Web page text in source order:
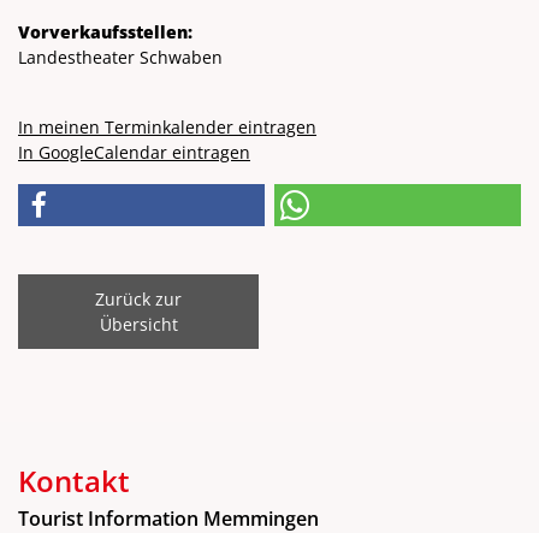
Vorverkaufsstellen:
Landestheater Schwaben
In meinen Terminkalender eintragen
In GoogleCalendar eintragen
Zurück zur
Übersicht
Kontakt
Tourist Information Memmingen